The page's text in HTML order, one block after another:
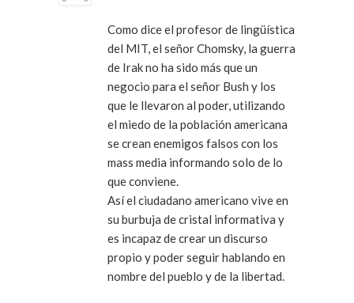
Como dice el profesor de lingüística
del MIT, el señor Chomsky, la guerra
de Irak no ha sido más que un
negocio para el señor Bush y los
que le llevaron al poder, utilizando
el miedo de la población americana
se crean enemigos falsos con los
mass media informando solo de lo
que conviene.
Así el ciudadano americano vive en
su burbuja de cristal informativa y
es incapaz de crear un discurso
propio y poder seguir hablando en
nombre del pueblo y de la libertad.